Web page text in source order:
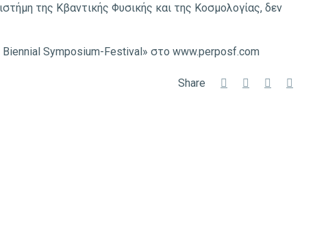
της Κβαντικής Φυσικής και της Κοσμολογίας, δεν
Symposium-Festival» στο www.perposf.com
Share